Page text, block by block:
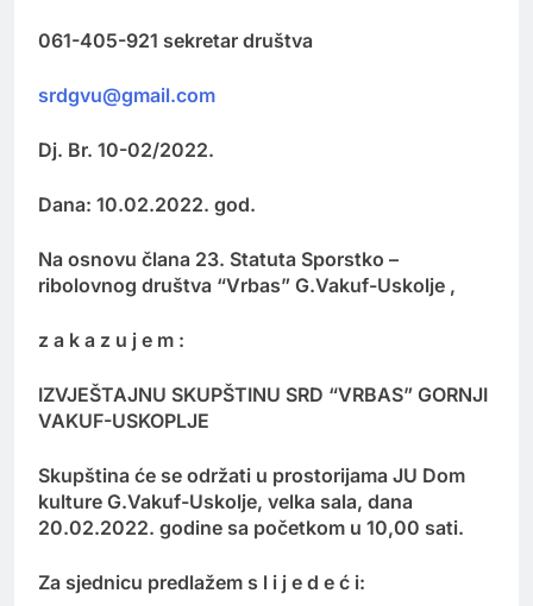
061-405-921 sekretar društva
srdgvu@gmail.com
Dj. Br. 10-02/2022.
Dana: 10.02.2022. god.
Na osnovu člana 23. Statuta Sporstko –
ribolovnog društva “Vrbas” G.Vakuf-Uskolje ,
z a k a z u j e m :
IZVJEŠTAJNU SKUPŠTINU SRD “VRBAS” GORNJI
VAKUF-USKOPLJE
Skupština će se održati u prostorijama JU Dom
kulture G.Vakuf-Uskolje, velka sala, dana
20.02.2022. godine sa početkom u 10,00 sati.
Za sjednicu predlažem s l i j e d e ć i: